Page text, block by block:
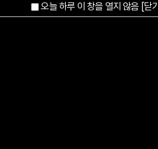
오늘 하루 이 창을 열지 않음 [닫